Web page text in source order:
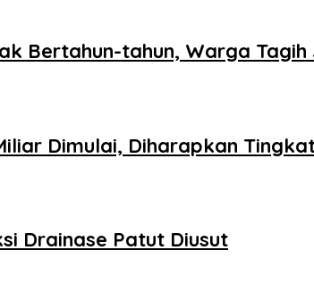
Bertahun-tahun, Warga
Dimulai, Diharapkan
Drainase Patut Diusut